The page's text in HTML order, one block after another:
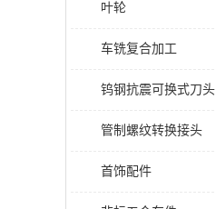
叶轮
车铣复合加工
钨钢抗震可换式刀头
管制螺纹转换接头
首饰配件